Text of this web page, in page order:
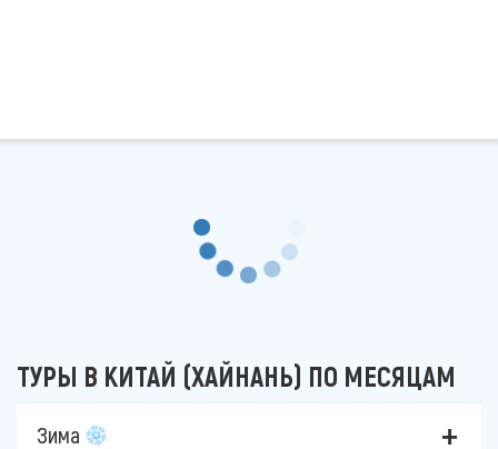
ТУРЫ В КИТАЙ (ХАЙНАНЬ) ПО МЕСЯЦАМ
Зима